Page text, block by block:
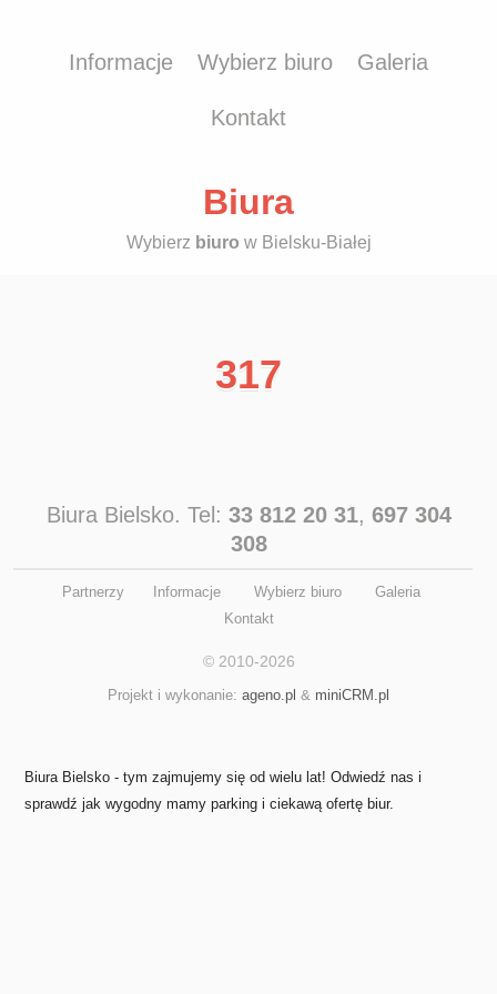
Informacje Wybierz biuro Galeria
Kontakt
Biura
Wybierz biuro w Bielsku-Białej
317
Biura Bielsko. Tel: 33 812 20 31, 697 304
308
Partnerzy Informacje Wybierz biuro
Galeria
Kontakt
© 2010-2026
Projekt i wykonanie: ageno.pl & miniCRM.pl
Biura Bielsko - tym zajmujemy się od wielu lat! Odwiedź nas i
sprawdź jak wygodny mamy parking i ciekawą ofertę biur.